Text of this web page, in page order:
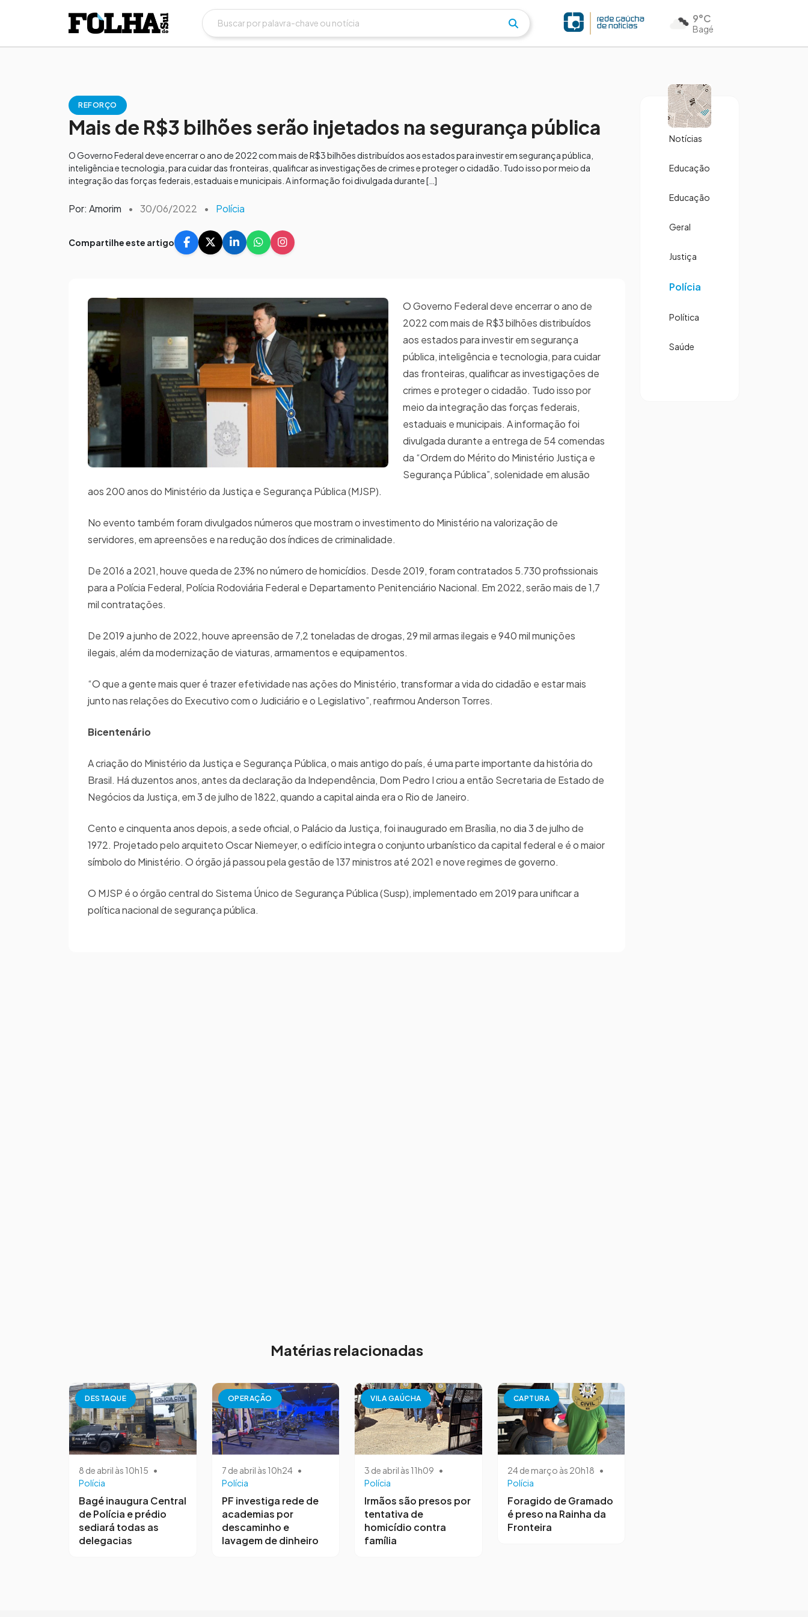
9°C
Bagé
REFORÇO
Mais de R$3 bilhões serão injetados na segurança pública
O Governo Federal deve encerrar o ano de 2022 com mais de R$3 bilhões distribuídos aos estados para investir em segurança pública,
inteligência e tecnologia, para cuidar das fronteiras, qualificar as investigações de crimes e proteger o cidadão. Tudo isso por meio da
integração das forças federais, estaduais e municipais. A informação foi divulgada durante […]
Por: Amorim • 30/06/2022 • Polícia
Compartilhe este artigo
O Governo Federal deve encerrar o ano de
2022 com mais de R$3 bilhões distribuídos
aos estados para investir em segurança
pública, inteligência e tecnologia, para cuidar
das fronteiras, qualificar as investigações de
crimes e proteger o cidadão. Tudo isso por
meio da integração das forças federais,
estaduais e municipais. A informação foi
divulgada durante a entrega de 54 comendas
da “Ordem do Mérito do Ministério Justiça e
Segurança Pública”, solenidade em alusão
aos 200 anos do Ministério da Justiça e Segurança Pública (MJSP).
No evento também foram divulgados números que mostram o investimento do Ministério na valorização de
servidores, em apreensões e na redução dos índices de criminalidade.
De 2016 a 2021, houve queda de 23% no número de homicídios. Desde 2019, foram contratados 5.730 profissionais
para a Polícia Federal, Polícia Rodoviária Federal e Departamento Penitenciário Nacional. Em 2022, serão mais de 1,7
mil contratações.
De 2019 a junho de 2022, houve apreensão de 7,2 toneladas de drogas, 29 mil armas ilegais e 940 mil munições
ilegais, além da modernização de viaturas, armamentos e equipamentos.
“O que a gente mais quer é trazer efetividade nas ações do Ministério, transformar a vida do cidadão e estar mais
junto nas relações do Executivo com o Judiciário e o Legislativo”, reafirmou Anderson Torres.
Bicentenário
A criação do Ministério da Justiça e Segurança Pública, o mais antigo do país, é uma parte importante da história do
Brasil. Há duzentos anos, antes da declaração da Independência, Dom Pedro I criou a então Secretaria de Estado de
Negócios da Justiça, em 3 de julho de 1822, quando a capital ainda era o Rio de Janeiro.
Cento e cinquenta anos depois, a sede oficial, o Palácio da Justiça, foi inaugurado em Brasília, no dia 3 de julho de
1972. Projetado pelo arquiteto Oscar Niemeyer, o edifício integra o conjunto urbanístico da capital federal e é o maior
símbolo do Ministério. O órgão já passou pela gestão de 137 ministros até 2021 e nove regimes de governo.
O MJSP é o órgão central do Sistema Único de Segurança Pública (Susp), implementado em 2019 para unificar a
política nacional de segurança pública.
Matérias relacionadas
DESTAQUE
8 de abril às 10h15 •
Polícia
Bagé inaugura Central
de Polícia e prédio
sediará todas as
delegacias
OPERAÇÃO
7 de abril às 10h24 •
Polícia
PF investiga rede de
academias por
descaminho e
lavagem de dinheiro
VILA GAÚCHA
3 de abril às 11h09 •
Polícia
Irmãos são presos por
tentativa de
homicídio contra
família
CAPTURA
24 de março às 20h18 •
Polícia
Foragido de Gramado
é preso na Rainha da
Fronteira
Notícias
Educação
Educação
Geral
Justiça
Polícia
Política
Saúde